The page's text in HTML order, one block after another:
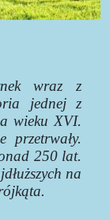
wraz z
jednej z
wieku XVI.
przetrwały.
250 lat.
na